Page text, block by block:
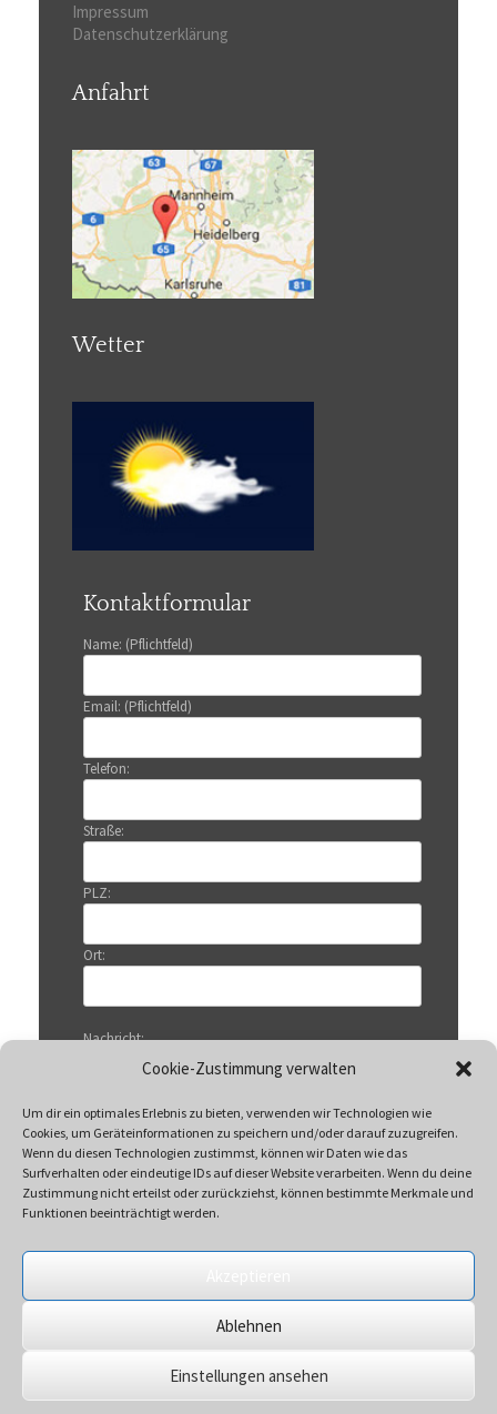
Cookie-Zustimmung verwalten
Um dir ein optimales Erlebnis zu bieten, verwenden wir Technologien wie
Cookies, um Geräteinformationen zu speichern und/oder darauf zuzugreifen.
Wenn du diesen Technologien zustimmst, können wir Daten wie das
Surfverhalten oder eindeutige IDs auf dieser Website verarbeiten. Wenn du deine
Zustimmung nicht erteilst oder zurückziehst, können bestimmte Merkmale und
Funktionen beeinträchtigt werden.
Ablehnen
Einstellungen ansehen
Impressum
Datenschutzerklärung
Anfahrt
Wetter
Kontaktformular
Name: (Pflichtfeld)
Email: (Pflichtfeld)
Telefon:
Straße:
PLZ:
Ort:
Nachricht:
Mit Klicken auf „Senden“ akzeptieren Sie unsere
Datenschutzerklärung